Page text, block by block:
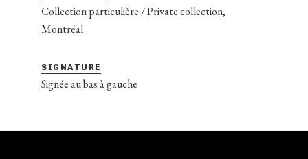
Collection particulière / Private collection,
Montréal
SIGNATURE
Signée au bas à gauche